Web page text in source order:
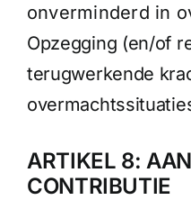
onverminderd in
Opzegging (en/of
terugwerkende
ARTIKEL 8:
CONTRIBUTIE